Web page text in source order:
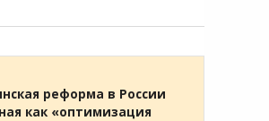
реформа в России
как «оптимизация